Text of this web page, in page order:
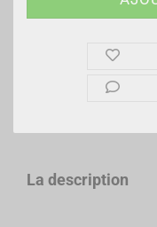
La description